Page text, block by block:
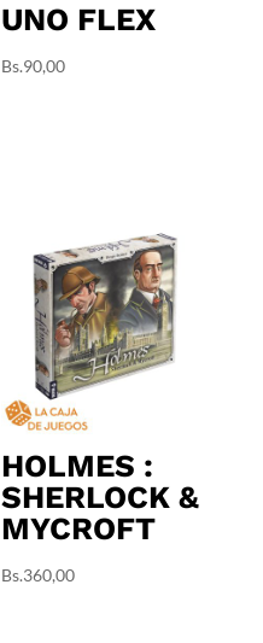
UNO FLEX
Bs.90,00
HOLMES :
SHERLOCK &
MYCROFT
Bs.360,00